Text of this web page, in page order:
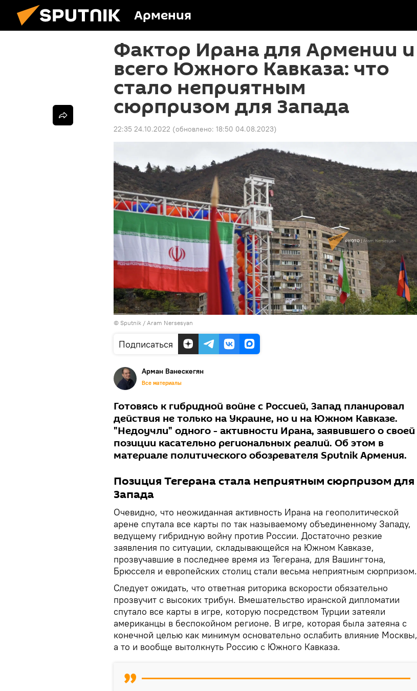
Армения
Фактор Ирана для Армении и
всего Южного Кавказа: что
стало неприятным
сюрпризом для Запада
22:35 24.10.2022 (обновлено: 18:50 04.08.2023)
© Sputnik / Aram Nersesyan
Подписаться
Арман Ванескегян
Все материалы
Готовясь к гибридной войне с Россией, Запад планировал
действия не только на Украине, но и на Южном Кавказе.
"Недоучли" одного - активности Ирана, заявившего о своей
позиции касательно региональных реалий. Об этом в
материале политического обозревателя Sputnik Армения.
Позиция Тегерана стала неприятным сюрпризом для
Запада
Очевидно, что неожиданная активность Ирана на геополитической
арене спутала все карты по так называемому объединенному Западу,
ведущему гибридную войну против России. Достаточно резкие
заявления по ситуации, складывающейся на Южном Кавказе,
прозвучавшие в последнее время из Тегерана, для Вашингтона,
Брюсселя и европейских столиц стали весьма неприятным сюрпризом.
Следует ожидать, что ответная риторика вскорости обязательно
прозвучит с высоких трибун. Вмешательство иранской дипломатии
спутало все карты в игре, которую посредством Турции затеяли
американцы в беспокойном регионе. В игре, которая была затеяна с
конечной целью как минимум основательно ослабить влияние Москвы,
а то и вообще вытолкнуть Россию с Южного Кавказа.